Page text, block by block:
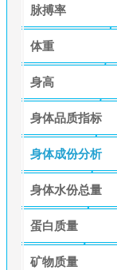
脉搏率
体重
身高
身体品质指标
身体成份分析
身体水份总量
蛋白质量
矿物质量